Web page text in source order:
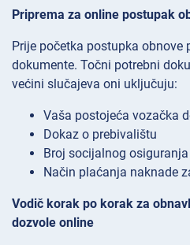
Priprema za online postupak
Prije početka postupka obnove
dokumente. Točni potrebni
većini slučajeva oni uključuju:
Vaša postojeća vozačka
Dokaz o prebivalištu
Broj socijalnog osiguranja
Način plaćanja naknade
Vodič korak po korak za
dozvole online